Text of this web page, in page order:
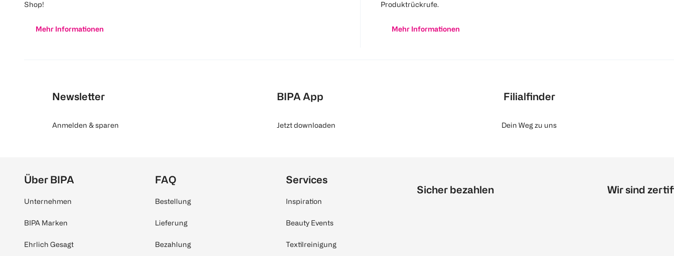
Shop!
Mehr Informationen
Produktrückrufe.
Mehr Informationen
Newsletter
Anmelden & sparen
BIPA App
Jetzt downloaden
Filialfinder
Dein Weg zu uns
Über BIPA
Unternehmen
BIPA Marken
Ehrlich Gesagt
FAQ
Bestellung
Lieferung
Bezahlung
Services
Inspiration
Beauty Events
Textilreinigung
Sicher bezahlen Wir sind